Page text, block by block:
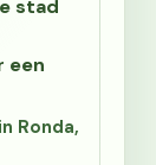
stad
een
Ronda,